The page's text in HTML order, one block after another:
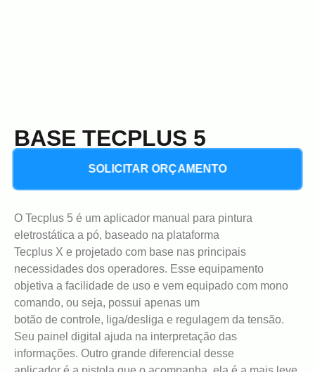
BASE TECPLUS 5
SOLICITAR ORÇAMENTO
O Tecplus 5 é um aplicador manual para pintura
eletrostática a pó, baseado na plataforma
Tecplus X e projetado com base nas principais
necessidades dos operadores. Esse equipamento
objetiva a facilidade de uso e vem equipado com mono
comando, ou seja, possui apenas um
botão de controle, liga/desliga e regulagem da tensão.
Seu painel digital ajuda na interpretação das
informações. Outro grande diferencial desse